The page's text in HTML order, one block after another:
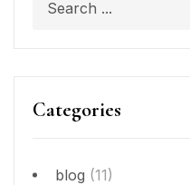
Categories
blog (11)